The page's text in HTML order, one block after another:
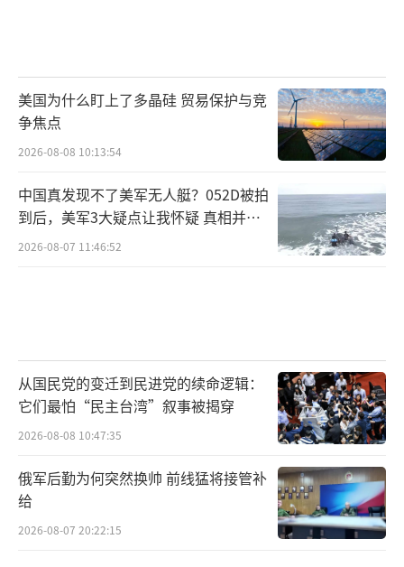
美国为什么盯上了多晶硅 贸易保护与竞
争焦点
2026-08-08 10:13:54
中国真发现不了美军无人艇？052D被拍
到后，美军3大疑点让我怀疑 真相并非
如此
2026-08-07 11:46:52
从国民党的变迁到民进党的续命逻辑：
它们最怕“民主台湾”叙事被揭穿
2026-08-08 10:47:35
俄军后勤为何突然换帅 前线猛将接管补
给
2026-08-07 20:22:15